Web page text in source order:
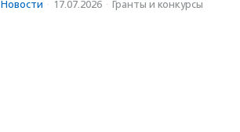
Новости · 17.07.2026 · Гранты и конкурсы